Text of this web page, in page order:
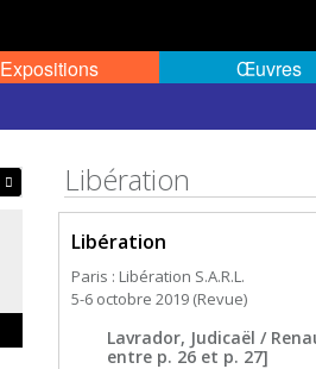
Expositions Œuvres
Libération
Libération
Paris : Libération S.A.R.L.
5-6 octobre 2019 (Revue)
Lavrador, Judicaël /
entre p. 26 et p. 27]